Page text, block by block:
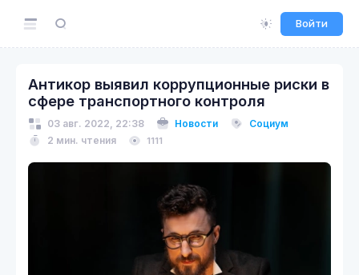
Войти
Антикор выявил коррупционные риски в
сфере транспортного контроля
03 авг. 2022, 22:38 Новости
Социум
2 мин. чтения
1111